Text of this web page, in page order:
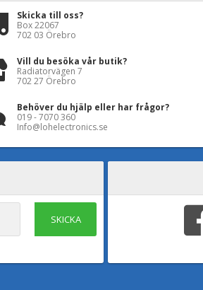
Skicka till oss?
Box 22067
702 03 Örebro
Vill du besöka vår butik?
Radiatorvägen 7
702 27 Örebro
Behöver du hjälp eller har frågor?
019 - 7070 360
Info@lohelectronics.se
SKICKA